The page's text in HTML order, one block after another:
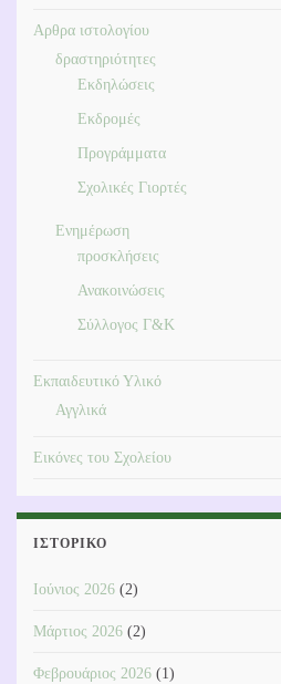
Αρθρα ιστολογίου
δραστηριότητες
Εκδηλώσεις
Εκδρομές
Προγράμματα
Σχολικές Γιορτές
Ενημέρωση
προσκλήσεις
Ανακοινώσεις
Σύλλογος Γ&Κ
Εκπαιδευτικό Υλικό
Αγγλικά
Εικόνες του Σχολείου
ΙΣΤΟΡΙΚΌ
Ιούνιος 2026 (2)
Μάρτιος 2026 (2)
Φεβρουάριος 2026 (1)